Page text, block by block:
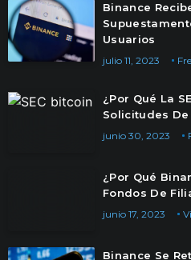
Binance
Usuarios
julio 11, 2023
¿Por Qué La
Solicitudes De
junio 30, 2023
¿Por Qué
Fondos De
junio 17, 2023
Binance Se